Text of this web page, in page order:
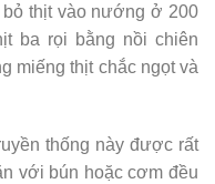
bỏ thịt vào nướng ở 200
ba rọi bằng nồi chiên
miếng thịt chắc ngọt và
thống này được rất
với bún hoặc cơm đều